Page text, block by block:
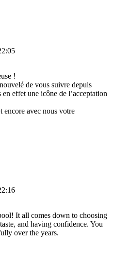
!
de vous suivre depuis
en effet une icône de l’acceptation
encore avec nous votre
It all comes down to choosing
and having confidence. You
over the years.